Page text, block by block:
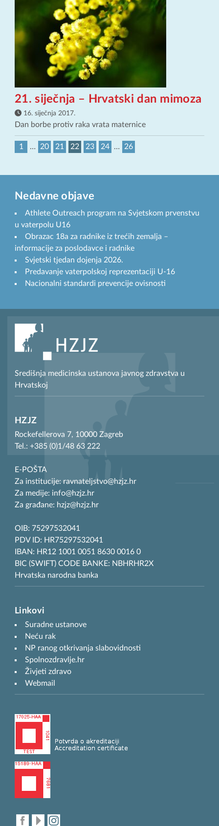
21. siječnja – Hrvatski dan mimoza
16. siječnja 2017.
Dan borbe protiv raka vrata maternice
1 … 20 21 22 23 24 … 26
Nedavne objave
Athlete Outreach program na Svjetskom prvenstvu
u vaterpolu U16
Obrazac 18a za radnike iz trećih zemalja –
informacije za poslodavce i radnike
Svjetski tjedan dojenja 2026.
Predavanje vaterpolskoj reprezentaciji U-16
Nacionalni standardi prevencije ovisnosti
Središnja medicinska ustanova javnog zdravstva u
Hrvatskoj
HZJZ
Rockefellerova 7, 10000 Zagreb
Tel.: +385 (0)1/48 63 222
E-POŠTA
Za institucije: ravnateljstvo@hzjz.hr
Za medije: info@hzjz.hr
Za građane: hzjz@hzjz.hr
OIB: 75297532041
PDV ID: HR75297532041
IBAN: HR12 1001 0051 8630 0016 0
BIC (SWIFT) CODE BANKE: NBHRHR2X
Hrvatska narodna banka
Linkovi
Suradne ustanove
Neću rak
NP ranog otkrivanja slabovidnosti
Spolnozdravlje.hr
Živjeti zdravo
Webmail